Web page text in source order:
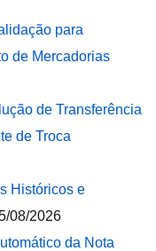
para
de Mercadorias
de Transferência
de Troca
Históricos e
08/2026
da Nota